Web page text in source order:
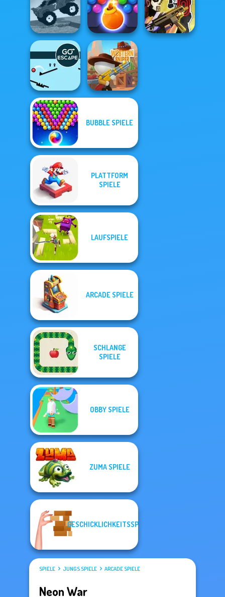
Train Miner
City Driver:
Destroy Car
Tanks 2D: Tank
Wars
Funny Mad
Bubble Shooter
HD 3
Go Escape
BUBBLE SPIELE
PLATTFORM
SPIELE
LAUFSPIELE
ARCADE SPIELE
SCHLANGE
SPIELE
OBBY SPIELE
ZUMA SPIELE
GESCHICKLICHKEITSSPIELE
SPIELE JUNGS SPIELE ARCADE SPIELE
Neon War